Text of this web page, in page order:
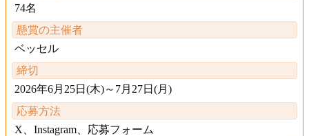
74名
懸賞の主催者
ベッセル
締切
2026年6月25日(木)～7月27日(月)
応募方法
X、Instagram、応募フォーム